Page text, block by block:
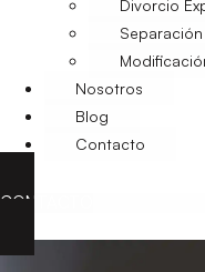
Divorcio
Nosotros
Blog
Contacto
CONTACTO